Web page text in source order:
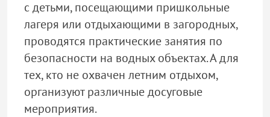
с детьми, посещающими пришкольные
лагеря или отдыхающими в загородных,
проводятся практические занятия по
безопасности на водных объектах. А для
тех, кто не охвачен летним отдыхом,
организуют различные досуговые
мероприятия.